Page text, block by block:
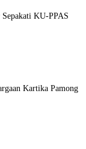
Sepakati KU-PPAS
Kartika Pamong